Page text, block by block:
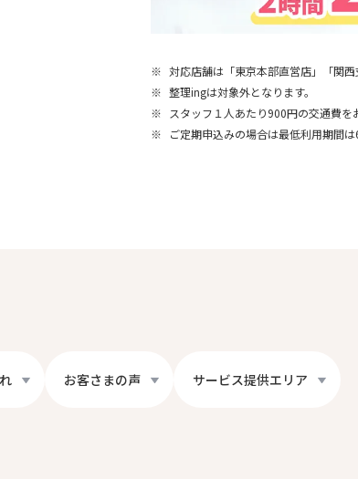
※ 対応店舗は「東京本部直営店」「関
※ 整理ingは対象外となります。
※
スタッフ１人あたり900円の交通費を
※
ご定期申込みの場合は最低利用期間
お客さまの声 サービス提供エリア